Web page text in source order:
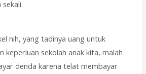
nih, yang tadinya uang untuk
keperluan sekolah anak kita, malah
denda karena telat membayar